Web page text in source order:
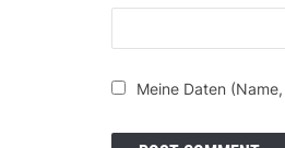
Meine Daten